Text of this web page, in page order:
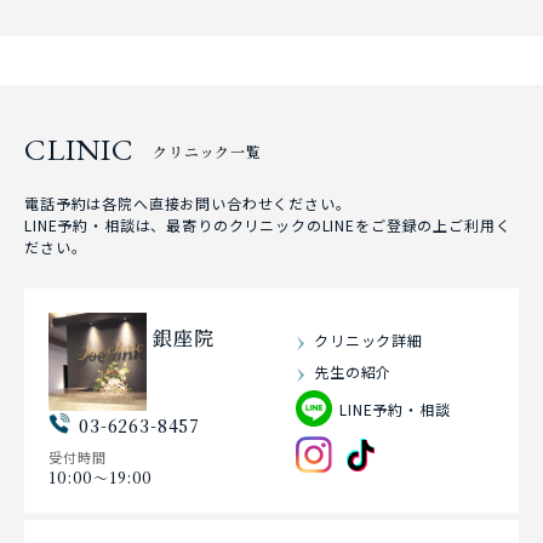
CLINIC クリニック一覧
電話予約は各院へ直接お問い合わせください。
LINE予約・相談は、最寄りのクリニックのLINEをご登録の上ご利用く
ださい。
銀座院
03-6263-8457
受付時間
10:00〜19:00
クリニック詳細
先生の紹介
LINE予約・相談